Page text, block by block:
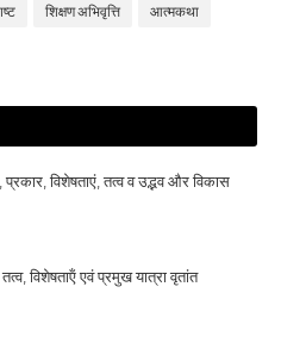
शिक्षण अभिवृत्ति आत्मकथा
विशेषताएं, तत्‍व व उद्भव और विकास
तत्‍व, विशेषताऍं एवं प्रमुख यात्रा वृतांत